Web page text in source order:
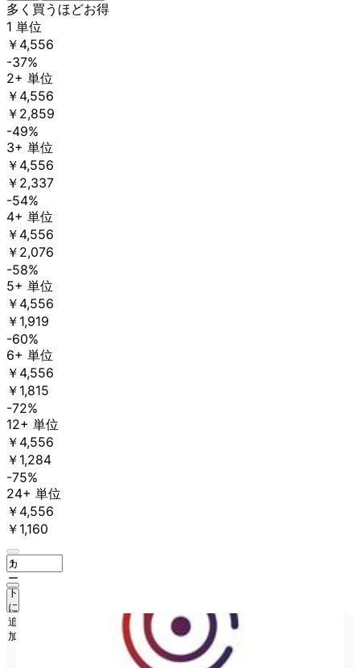
多く買うほどお得
1 単位
￥4,556
-37%
2+ 単位
￥4,556
￥2,859
-49%
3+ 単位
￥4,556
￥2,337
-54%
4+ 単位
￥4,556
￥2,076
-58%
5+ 単位
￥4,556
￥1,919
-60%
6+ 単位
￥4,556
￥1,815
-72%
12+ 単位
￥4,556
￥1,284
-75%
24+ 単位
￥4,556
￥1,160
カ
ー
ト
に
追
加